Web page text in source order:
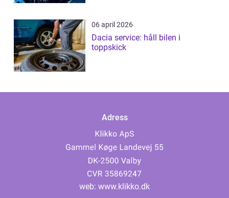
06 april 2026
Dacia service: håll bilen i
toppskick
Adress
web: www.klikko.dk